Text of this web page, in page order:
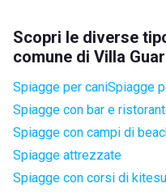
Scopri le diverse
comune di Villa
Spiagge per caniSpiagge
Spiagge con bar e
Spiagge con campi di
Spiagge attrezzate
Spiagge con corsi di